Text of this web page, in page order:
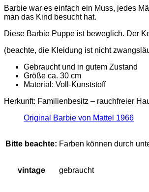
Barbie war es einfach ein Muss, jedes
man das Kind besucht hat.
Diese Barbie Puppe ist beweglich. Der
(beachte, die Kleidung ist nicht
Gebraucht und in gutem Zustand
Größe ca. 30 cm
Material: Voll-Kunststoff
Herkunft: Familienbesitz – rauchfreier
Original Barbie von Mattel 1966
Bitte beachte: Farben können durch
vintage gebraucht